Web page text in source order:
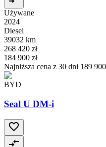
Używane
2024
Diesel
39032 km
268 420 zł
184 900 zł
Najniższa cena z 30 dni 189
BYD
Seal U DM-i